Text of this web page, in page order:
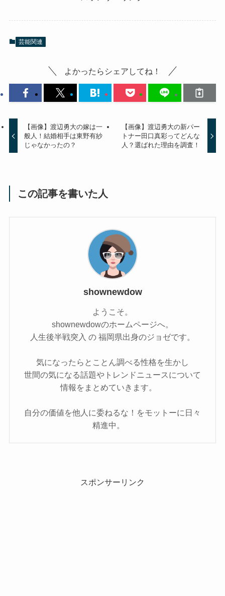
芸能関連
よかったらシェアしてね！
【画像】渡辺勇大の嫁は一
般人！結婚相手は東野有紗
じゃなかったの？
【画像】渡辺勇大の新パー
トナー田口真彩ってどんな
人？選ばれた理由を調査！
この記事を書いた人
shownewdow
ようこそ。
shownewdowのホームページへ。
人生後半戦突入 の 福岡県出身のジョゼです。
気になったらとことん調べる性格を生かし
世間の気になる話題やトレンドニュースについて
情報をまとめていきます。
自分の価値を他人に委ねるな！をモットーに日々
精進中。
スポンサーリンク